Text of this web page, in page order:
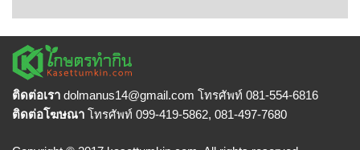
ติดต่อเรา dolmanus14@gmail.com โทรศัพท์ 081-554-6816
ติดต่อโฆษณา โทรศัพท์ 099-419-5862, 081-497-7680